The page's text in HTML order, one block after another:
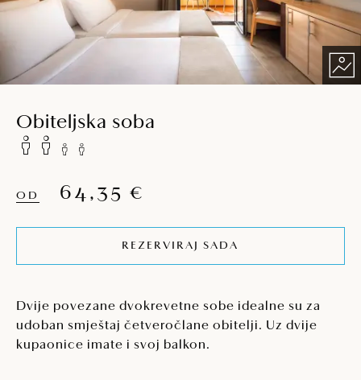
Obiteljska soba
OD 64,35 €
REZERVIRAJ SADA
Dvije povezane dvokrevetne sobe idealne su za
udoban smještaj četveročlane obitelji. Uz dvije
kupaonice imate i svoj balkon.